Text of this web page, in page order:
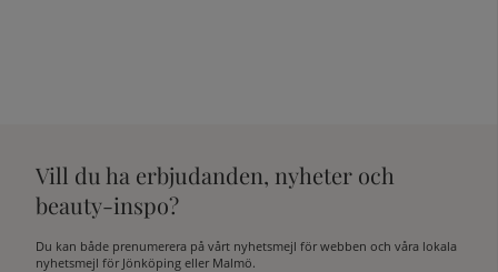
Vill du ha erbjudanden, nyheter och
beauty-inspo?
Du kan både prenumerera på vårt nyhetsmejl för webben och våra lokala
nyhetsmejl för Jönköping eller Malmö.